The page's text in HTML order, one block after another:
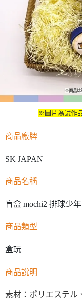
※圖片為試作
商品廠牌
SK JAPAN
商品名稱
盲盒 mochi2 排球少
商品類型
盒玩
商品說明
素材：ポリエステル